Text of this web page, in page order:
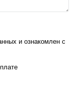
и ознакомлен с